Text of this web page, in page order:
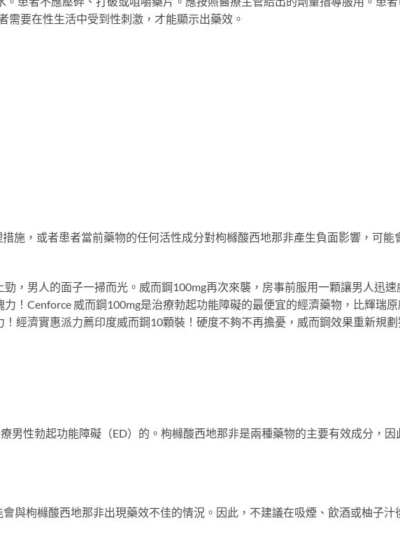
要在性生活中受到性刺激，才能顯示出藥效。
施，或者患者當前藥物的任何活性成分對枸櫞酸西地那非產生負面影響，可能
，男人的面子一掃而光。威而鋼100mg再次來襲，房事前服用一顆讓男人迅速
！Cenforce 威而鋼100mg是治療勃起功能障礙的最便宜的經濟藥物，比輝瑞
經濟實惠派力薦印度威而鋼10顆裝！硬度不夠不再擔憂，威而鋼效果重新規
男性勃起功能障礙（ED）的。枸櫞酸西地那非是兩種藥物的主要有效成分，
與枸櫞酸西地那非出現藥效不佳的情況。因此，不建議在吸煙、飲酒或柚子汁